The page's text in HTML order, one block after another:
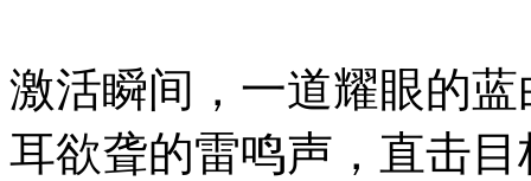
激活瞬间，一道耀眼的
耳欲聋的雷鸣声，直击